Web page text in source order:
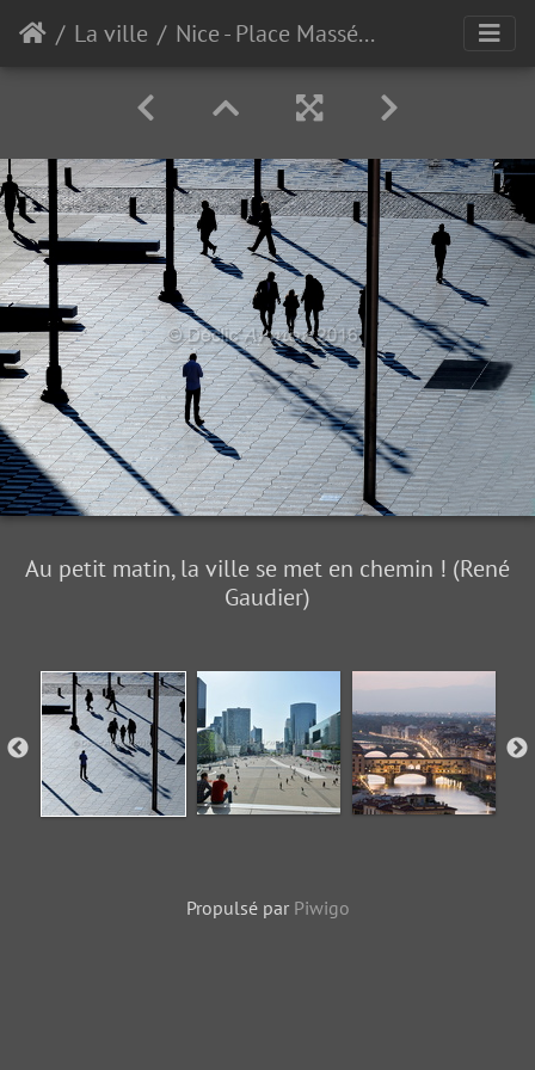
La ville Nice - Place Masséna
Au petit matin, la ville se met en chemin ! (René
Gaudier)
Propulsé par Piwigo